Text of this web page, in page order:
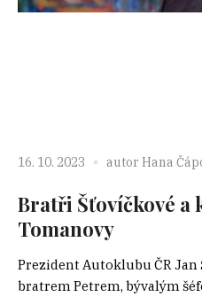
16. 10. 2023 autor Hana
Bratři Šťovíčkové a
Tomanovy
Prezident Autoklubu ČR Jan
bratrem Petrem, bývalým